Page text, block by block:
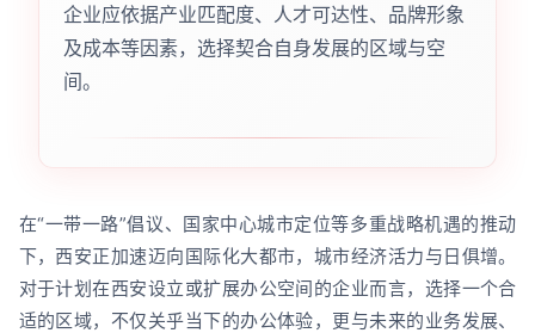
企业应依据产业匹配度、人才可达性、品牌形象
及成本等因素，选择契合自身发展的区域与空
间。
在“一带一路”倡议、国家中心城市定位等多重战略机遇的推动
下，西安正加速迈向国际化大都市，城市经济活力与日俱增。
对于计划在西安设立或扩展办公空间的企业而言，选择一个合
适的区域，不仅关乎当下的办公体验，更与未来的业务发展、